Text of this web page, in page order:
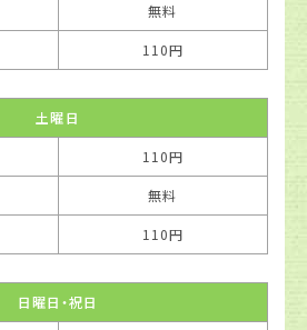
無料
110円
土曜日
110円
無料
110円
日曜日・祝日